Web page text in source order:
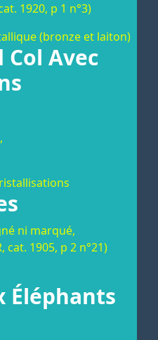
1920, p 1 n°3)
Col Avec
,
ni marqué,
cat. 1905, p 2 n°21)
Éléphants